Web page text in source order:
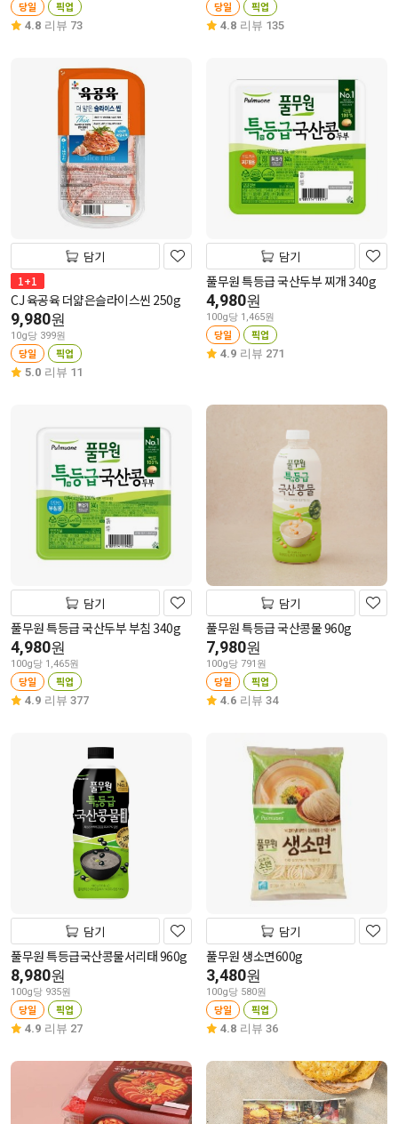
당일 픽업
4.8 리뷰 73
당일 픽업
4.8 리뷰 135
담기
1+1
CJ 육공육 더얇은슬라이스씬 250g
9,980원
10g당 399원
당일 픽업
5.0 리뷰 11
담기
풀무원 특등급 국산두부 찌개 340g
4,980원
100g당 1,465원
당일 픽업
4.9 리뷰 271
담기
풀무원 특등급 국산두부 부침 340g
4,980원
100g당 1,465원
당일 픽업
4.9 리뷰 377
담기
풀무원 특등급 국산콩물 960g
7,980원
100g당 791원
당일 픽업
4.6 리뷰 34
담기
풀무원 특등급국산콩물서리태 960g
8,980원
100g당 935원
당일 픽업
4.9 리뷰 27
담기
풀무원 생소면600g
3,480원
100g당 580원
당일 픽업
4.8 리뷰 36